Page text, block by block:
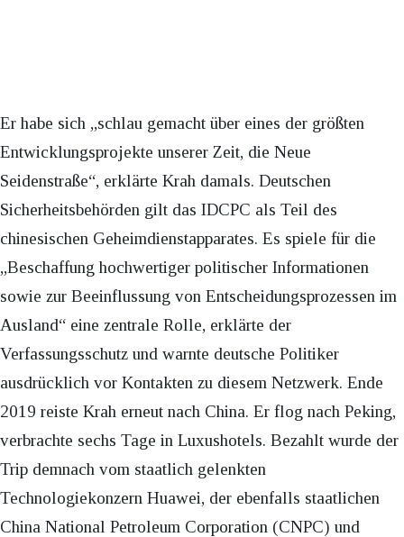
Er habe sich „schlau gemacht über eines der größten
Entwicklungsprojekte unserer Zeit, die Neue
Seidenstraße“, erklärte Krah damals. Deutschen
Sicherheitsbehörden gilt das IDCPC als Teil des
chinesischen Geheimdienstapparates. Es spiele für die
„Beschaffung hochwertiger politischer Informationen
sowie zur Beeinflussung von Entscheidungsprozessen im
Ausland“ eine zentrale Rolle, erklärte der
Verfassungsschutz und warnte deutsche Politiker
ausdrücklich vor Kontakten zu diesem Netzwerk. Ende
2019 reiste Krah erneut nach China. Er flog nach Peking,
verbrachte sechs Tage in Luxushotels. Bezahlt wurde der
Trip demnach vom staatlich gelenkten
Technologiekonzern Huawei, der ebenfalls staatlichen
China National Petroleum Corporation (CNPC) und